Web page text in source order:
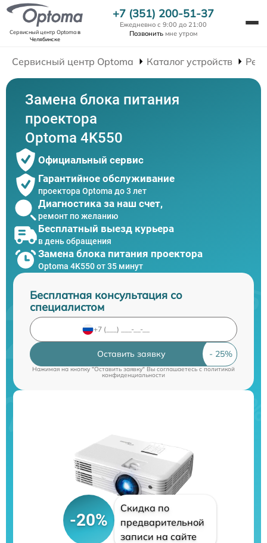
Сервисный центр Optomaв
Челябинске
+7 (351) 200-51-37
Ежедневно с 9:00 до 21:00
Позвонить мне утром
Сервисный центр Optoma Каталог устройств
Замена блока питания
проектора
Optoma 4K550
Официальный сервис
Гарантийное обслуживание
проектора Optoma до 3 лет
Диагностика за наш счет,
ремонт по желанию
Бесплатный выезд курьера
в день обращения
Замена блока питания проектора
Optoma 4K550 от 35 минут
Бесплатная консультация со
специалистом
Оставить заявку
Нажимая на кнопку "Оставить заявку" Вы соглашаетесь cполитикой
конфиденциальности
-20%
Скидка по
предварительной
записи на сайте